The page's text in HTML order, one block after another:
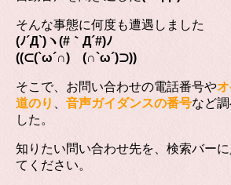
そんな事態に何度も遭遇しました
(ﾉ´Д`)ヽ(#｀Д´#)ﾉ
((⊂(`ω´∩) (∩`ω´)⊃))
そこで、お問い合わせの電話番号や
道のり
音声ガイダンスの番号など
した。
知りたい問い合わせ先を、検索バー
てください。